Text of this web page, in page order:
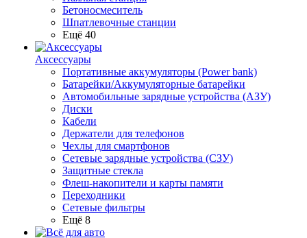
Бетоносмеситель
Шпатлевочные станции
Ещё 40
Аксессуары
Портативные аккумуляторы (Power bank)
Батарейки/Аккумуляторные батарейки
Автомобильные зарядные устройства (АЗУ)
Диски
Кабели
Держатели для телефонов
Чехлы для смартфонов
Сетевые зарядные устройства (СЗУ)
Защитные стекла
Флеш-накопители и карты памяти
Переходники
Сетевые фильтры
Ещё 8